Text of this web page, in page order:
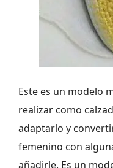
Este es un modelo
realizar como
adaptarlo y
femenino con
añadirle. Es un